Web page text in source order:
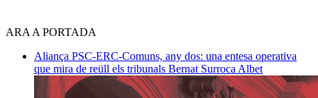
ARA A PORTADA
Aliança PSC-ERC-Comuns, any dos: una entesa operativa
que mira de reüll els tribunals Bernat Surroca Albet